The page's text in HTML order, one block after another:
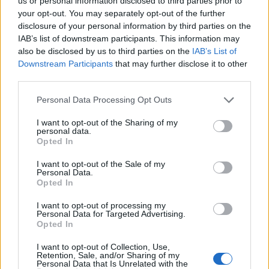
your opt-out. You may separately opt-out of the further
disclosure of your personal information by third parties on the
IAB’s list of downstream participants. This information may
also be disclosed by us to third parties on the IAB’s List of
Downstream Participants that may further disclose it to other
Personal Data Processing Opt Outs
I want to opt-out of the Sharing of my
personal data.
Opted In
I want to opt-out of the Sale of my
Personal Data.
Opted In
I want to opt-out of processing my
Personal Data for Targeted Advertising.
Opted In
I want to opt-out of Collection, Use,
Retention, Sale, and/or Sharing of my
Personal Data that Is Unrelated with the
μεγάλες μάχες βγαίνουμε δυνατότεροι. Δεσμευόμαστε να
βρισκόμαστε στο πλευρό τους σε κάθε βήμα, σε κάθε
αγώνα».
Αρτέμιο Τζοβάνη. ελίν Κωνσταντίνο Καραμπάση Παναγιώτη
Θεοδωρόπουλο Ράνια Καμπουροπούλου
Newsroom
Σχετικά Άρθρα
Δύο σημαντικές ESG διακρίσεις για τον Όμιλο Quest
23 Ιουλίου 2026
Η PARKSIDE γιορτάζει την 30ή επέτειό της
25 Ιουνίου 2026